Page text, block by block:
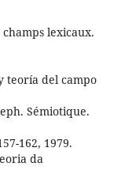
champs lexicaux.
teoría del campo
Sémiotique.
162, 1979.
da